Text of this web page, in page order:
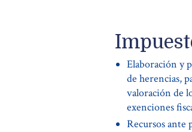
Elaboración y
de herencias,
valoración de
exenciones
Recursos ante